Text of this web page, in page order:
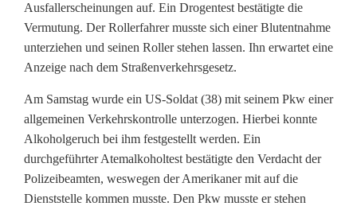
o
l
u
n
d
D
r
Ausfallerscheinungen auf. Ein Drogentest bestätigte die
Vermutung. Der Rollerfahrer musste sich einer Blutentnahme
unterziehen und seinen Roller stehen lassen. Ihn erwartet eine
Anzeige nach dem Straßenverkehrsgesetz.
Am Samstag wurde ein US-Soldat (38) mit seinem Pkw einer
allgemeinen Verkehrskontrolle unterzogen. Hierbei konnte
Alkoholgeruch bei ihm festgestellt werden. Ein
durchgeführter Atemalkoholtest bestätigte den Verdacht der
Polizeibeamten, weswegen der Amerikaner mit auf die
Dienststelle kommen musste. Den Pkw musste er stehen